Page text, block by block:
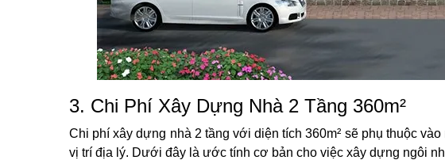
3. Chi Phí Xây Dựng Nhà 2 Tầng 360m²
Chi phí xây dựng nhà 2 tầng với diện tích 360m² sẽ phụ thuộc
vị trí địa lý. Dưới đây là ước tính cơ bản cho việc xây dựng ngôi